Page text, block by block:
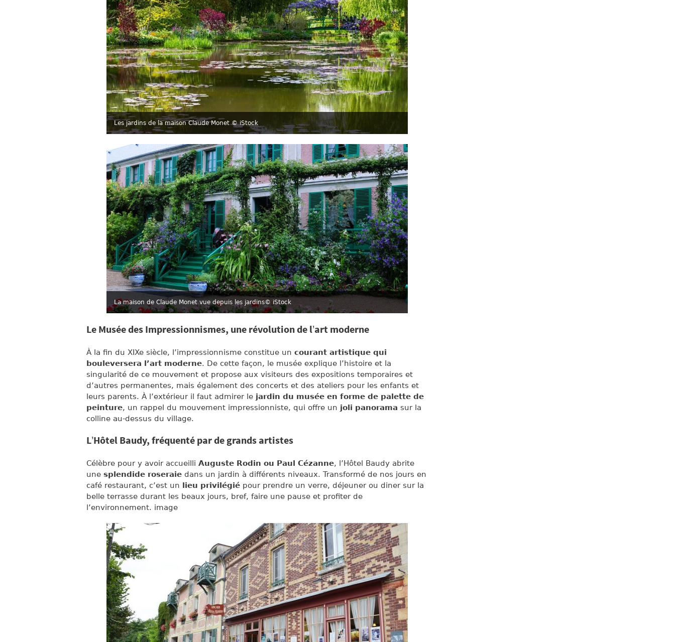
Les jardins de la maison Claude Monet© iStock
La maison de Claude Monet vue depuis les jardins© iStock
Le Musée des Impressionnismes, une révolution de l’art moderne
À la fin du XIXe siècle, l’impressionnisme constitue un courant artistique qui
bouleversera l’art moderne. De cette façon, le musée explique l’histoire et la
singularité de ce mouvement et propose aux visiteurs des expositions temporaires et
d’autres permanentes, mais également des concerts et des ateliers pour les enfants et
leurs parents. À l’extérieur il faut admirer le jardin du musée en forme de palette de
peinture, un rappel du mouvement impressionniste, qui offre un joli panorama sur la
colline au-dessus du village.
L’Hôtel Baudy, fréquenté par de grands artistes
Célèbre pour y avoir accueilli Auguste Rodin ou Paul Cézanne, l’Hôtel Baudy abrite
une splendide roseraie dans un jardin à différents niveaux. Transformé de nos jours en
café restaurant, c’est un lieu privilégié pour prendre un verre, déjeuner ou diner sur la
belle terrasse durant les beaux jours, bref, faire une pause et profiter de
l’environnement. image